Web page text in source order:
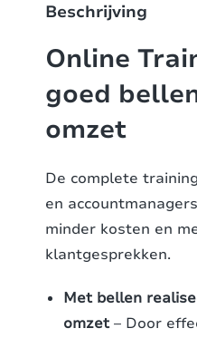
Beschrijving
Online
goed
omzet
De complete
en
minder kosten en
klantgesprekken.
Met bellen
omzet– Door